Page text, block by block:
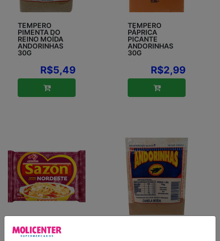
TEMPERO
PIMENTA DO
REINO MOÍDA
ANDORINHAS
30G
R$5,49
TEMPERO
PÁPRICA
PICANTE
ANDORINHAS
30G
R$2,99
TEMPERO
SABORES DO